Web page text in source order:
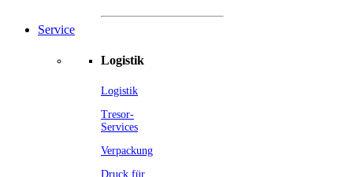
Service
Logistik
Logistik
Tresor-
Services
Verpackung
Druck für